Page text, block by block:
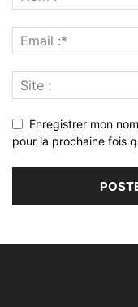
Enregistrer mon
pour la prochaine fois